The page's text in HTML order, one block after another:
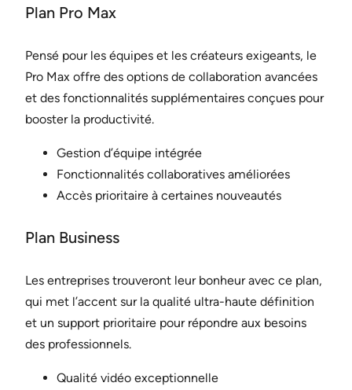
Plan Pro Max
Pensé pour les équipes et les créateurs exigeants, le
Pro Max offre des options de collaboration avancées
et des fonctionnalités supplémentaires conçues pour
booster la productivité.
Gestion d’équipe intégrée
Fonctionnalités collaboratives améliorées
Accès prioritaire à certaines nouveautés
Plan Business
Les entreprises trouveront leur bonheur avec ce plan,
qui met l’accent sur la qualité ultra-haute définition
et un support prioritaire pour répondre aux besoins
des professionnels.
Qualité vidéo exceptionnelle